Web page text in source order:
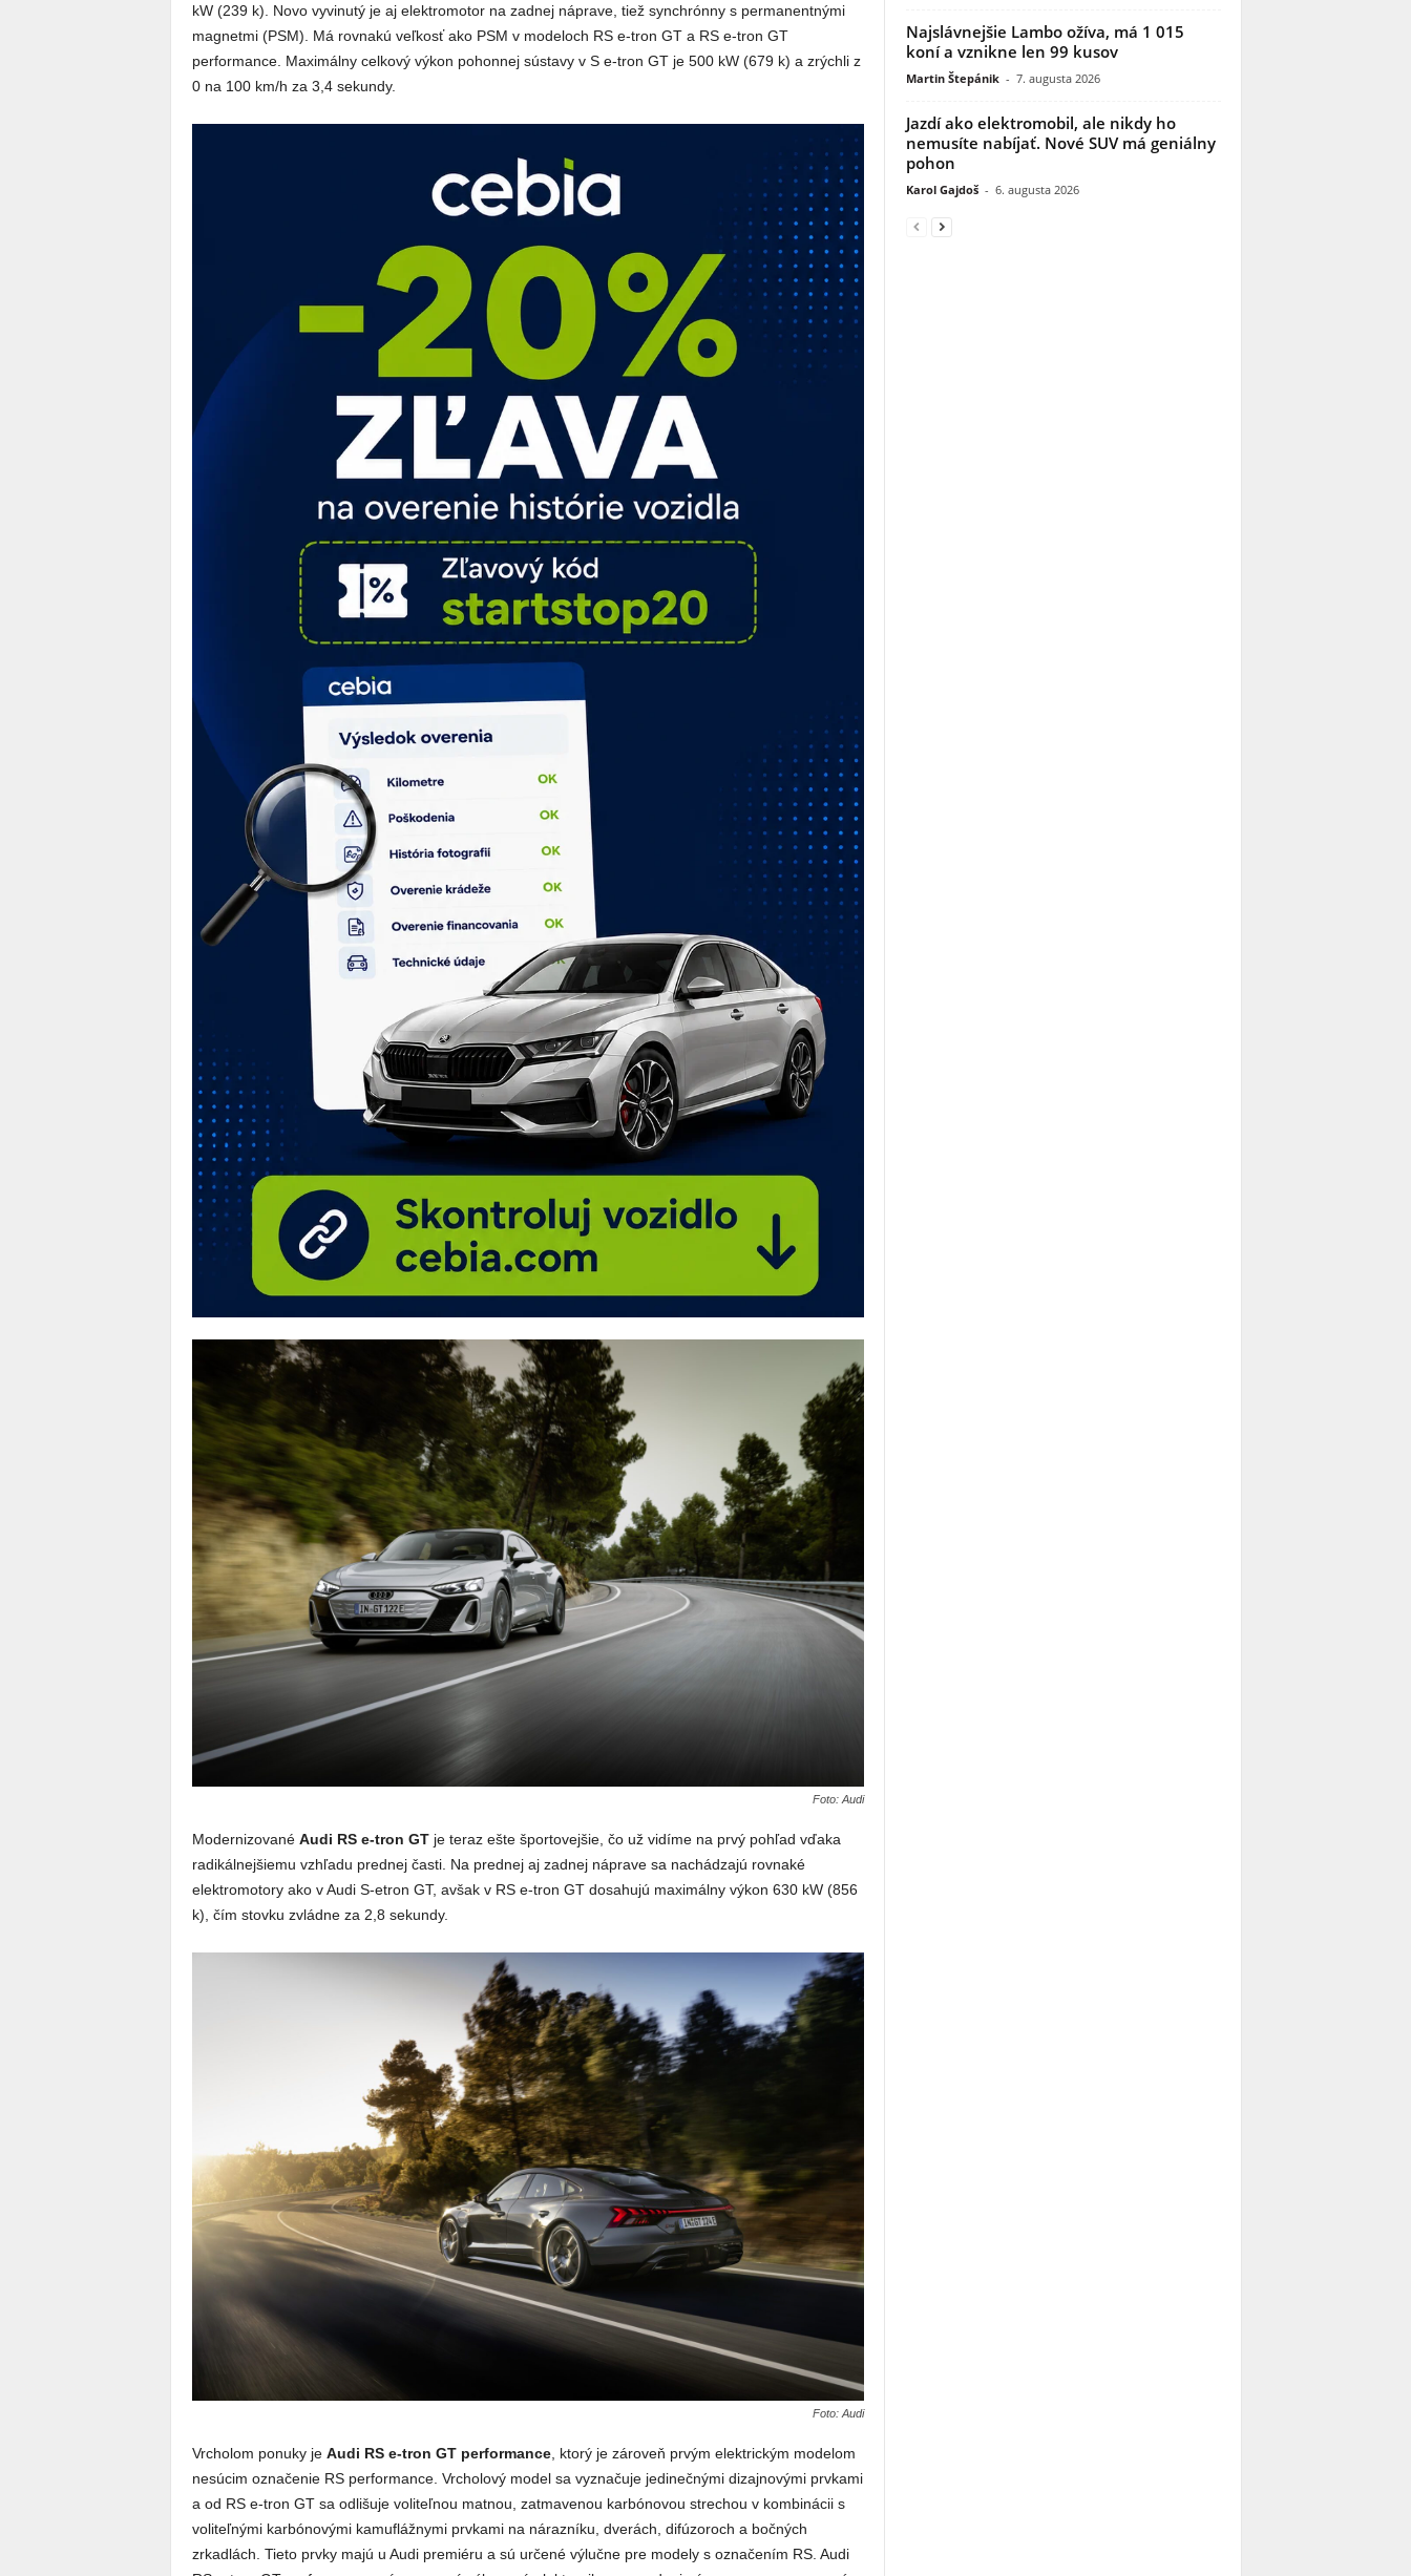
kW (239 k). Novo vyvinutý je aj elektromotor na zadnej náprave, tiež synchrónny s permanentnými
magnetmi (PSM). Má rovnakú veľkosť ako PSM v modeloch RS e-tron GT a RS e-tron GT
performance. Maximálny celkový výkon pohonnej sústavy v S e-tron GT je 500 kW (679 k) a zrýchli z
0 na 100 km/h za 3,4 sekundy.
Foto: Audi
Modernizované Audi RS e-tron GTje teraz ešte športovejšie, čo už vidíme na prvý pohľad vďaka
radikálnejšiemu vzhľadu prednej časti. Na prednej aj zadnej náprave sa nachádzajú rovnaké
elektromotory ako v Audi S-etron GT, avšak v RS e-tron GT dosahujú maximálny výkon 630 kW (856
k), čím stovku zvládne za 2,8 sekundy.
Foto: Audi
Vrcholom ponuky je Audi RS e-tron GT performance, ktorý je zároveň prvým elektrickým modelom
nesúcim označenie RS performance. Vrcholový model sa vyznačuje jedinečnými dizajnovými prvkami
a od RS e-tron GT sa odlišuje voliteľnou matnou, zatmavenou karbónovou strechou v kombinácii s
voliteľnými karbónovými kamuflážnymi prvkami na nárazníku, dverách, difúzoroch a bočných
zrkadlách. Tieto prvky majú u Audi premiéru a sú určené výlučne pre modely s označením RS. Audi
Najslávnejšie Lambo ožíva, má 1 015
koní a vznikne len 99 kusov
Martin Štepánik - 7. augusta 2026
Jazdí ako elektromobil, ale nikdy ho
nemusíte nabíjať. Nové SUV má geniálny
pohon
Karol Gajdoš - 6. augusta 2026